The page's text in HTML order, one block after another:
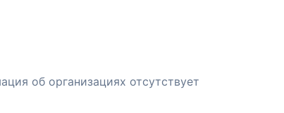
об организациях отсутствует